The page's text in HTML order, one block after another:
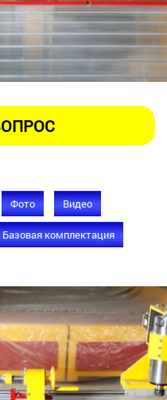
Фото Видео
Базовая комплектация